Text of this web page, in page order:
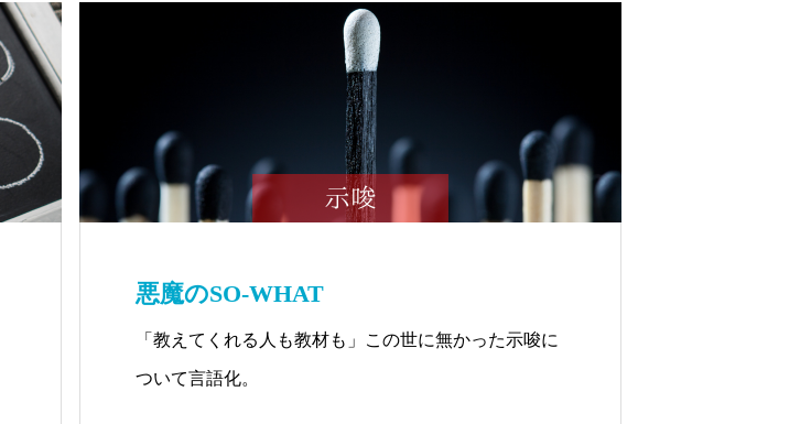
悪魔のSO-WHAT
「教えてくれる人も教材も」この世に無かった示唆に
ついて言語化。